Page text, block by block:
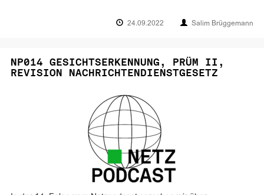
24.09.2022 Salim Brüggemann
NP014 GESICHTSERKENNUNG, PRÜM II,
REVISION NACHRICHTENDIENSTGESETZ